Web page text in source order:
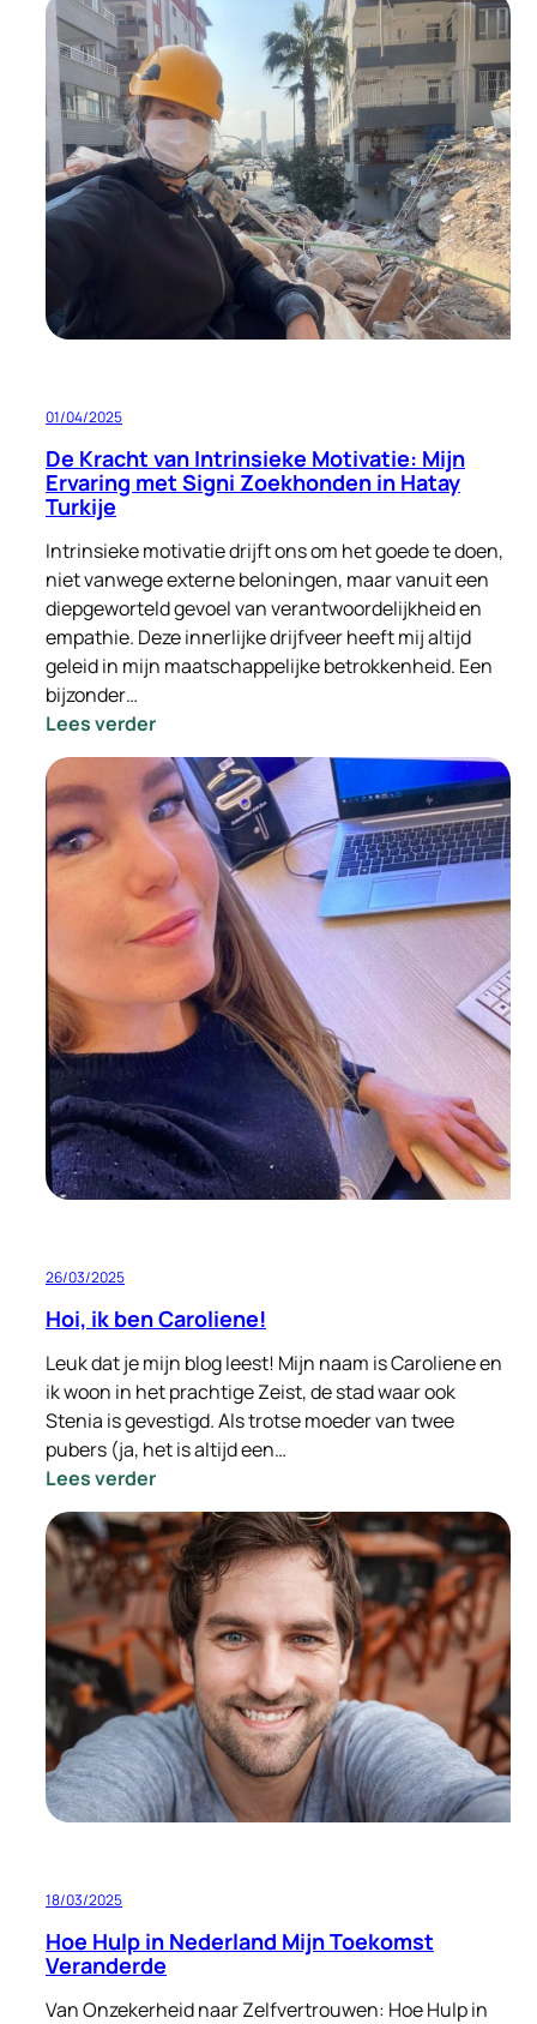
leegstand
naar
leefruimte:
hoe
doorstroomlocaties
mensen
én
gemeenten
vooruit
helpen
01/04/2025
De Kracht van Intrinsieke Motivatie: Mijn
Ervaring met Signi Zoekhonden in Hatay
Turkije
Intrinsieke motivatie drijft ons om het goede te doen,
niet vanwege externe beloningen, maar vanuit een
diepgeworteld gevoel van verantwoordelijkheid en
empathie. Deze innerlijke drijfveer heeft mij altijd
geleid in mijn maatschappelijke betrokkenheid. Een
bijzonder…
Lees verder:
De
Kracht
van
Intrinsieke
Motivatie:
Mijn
Ervaring
met
Signi
Zoekhonden
Hatay
Turkije
26/03/2025
Hoi, ik ben Caroliene!
Leuk dat je mijn blog leest! Mijn naam is Caroliene en
ik woon in het prachtige Zeist, de stad waar ook
Stenia is gevestigd. Als trotse moeder van twee
pubers (ja, het is altijd een…
Lees verder:
Hoi,
ik
ben
Caroliene!
18/03/2025
Hoe Hulp in Nederland Mijn Toekomst
Veranderde
Van Onzekerheid naar Zelfvertrouwen: Hoe Hulp in